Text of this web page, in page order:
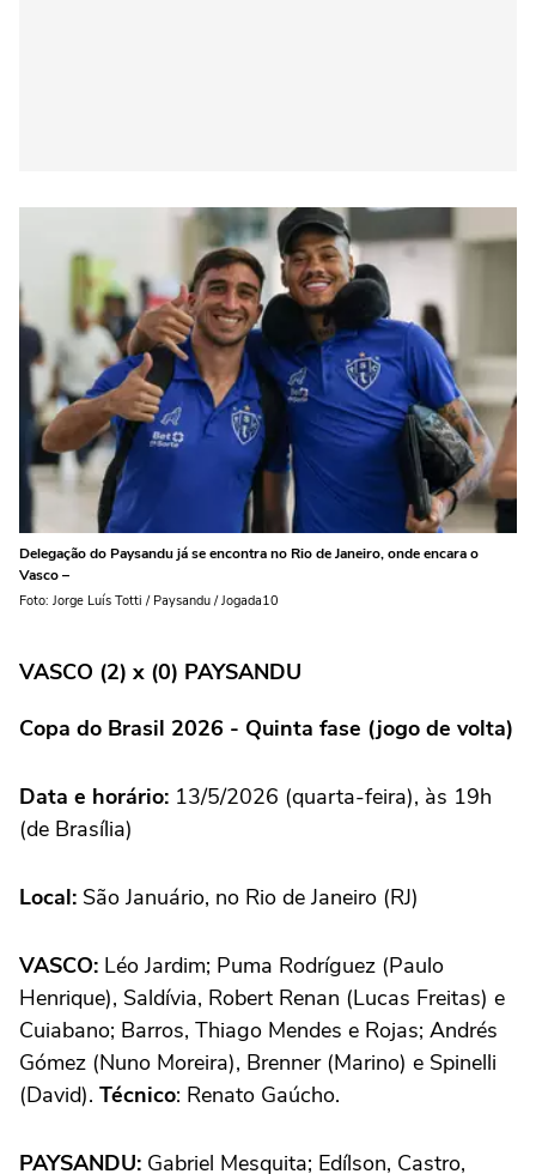
Delegação do Paysandu já se encontra no Rio de Janeiro, onde encara o
Vasco –
Foto: Jorge Luís Totti / Paysandu / Jogada10
VASCO (2) x (0) PAYSANDU
Copa do Brasil 2026 - Quinta fase (jogo de volta)
Data e horário: 13/5/2026 (quarta-feira), às 19h
(de Brasília)
Local: São Januário, no Rio de Janeiro (RJ)
VASCO: Léo Jardim; Puma Rodríguez (Paulo
Henrique), Saldívia, Robert Renan (Lucas Freitas) e
Cuiabano; Barros, Thiago Mendes e Rojas; Andrés
Gómez (Nuno Moreira), Brenner (Marino) e Spinelli
(David). Técnico: Renato Gaúcho.
PAYSANDU: Gabriel Mesquita; Edílson, Castro,